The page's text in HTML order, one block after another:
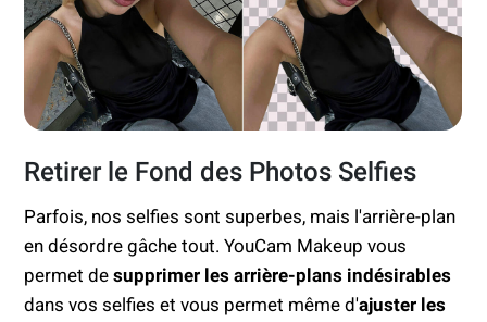
Retirer le Fond des Photos Selfies
Parfois, nos selfies sont superbes, mais l'arrière-plan
en désordre gâche tout. YouCam Makeup vous
permet desupprimer les arrière-plans indésirables
dans vos selfies et vous permet même d'ajuster les